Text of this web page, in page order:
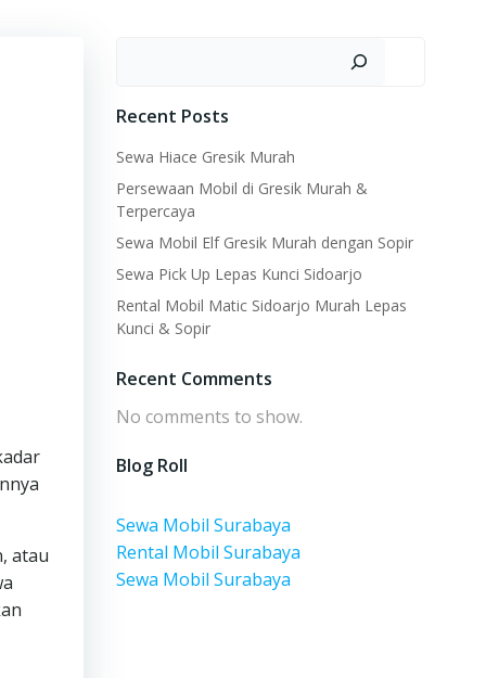
atau
Recent Posts
Sewa Hiace Gresik Murah
Persewaan Mobil di Gresik Murah &
Terpercaya
Sewa Mobil Elf Gresik Murah dengan Sopir
Sewa Pick Up Lepas Kunci Sidoarjo
Rental Mobil Matic Sidoarjo Murah Lepas
Kunci & Sopir
Recent Comments
No comments to show.
Blog Roll
Sewa Mobil Surabaya
Rental Mobil Surabaya
Sewa Mobil Surabaya